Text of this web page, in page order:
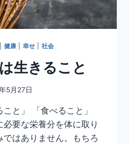
健康 幸せ 社会
生きること
5月27日
と」 「食べること」
要な栄養分を体に取り
はありません。もちろ